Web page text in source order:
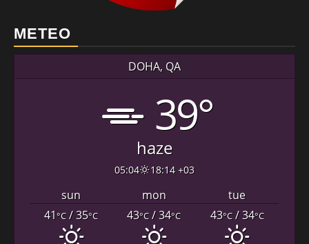
METEO
DOHA, QA
39°
haze
05:04 18:14 +03
sun mon
tue
41°C/ 35°C 43°C/ 34°C 43°C/ 34°C